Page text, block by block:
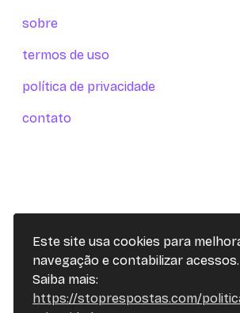
Este site usa cookies para
navegação e contabilizar acessos.
Saiba mais:
https://stoprespostas.com/
sobre
termos de uso
política de privacidade
contato